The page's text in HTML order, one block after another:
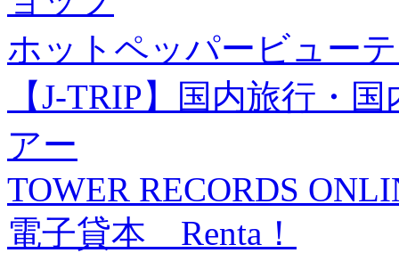
ホットペッパービュー
【J-TRIP】国内旅行・
アー
TOWER RECORDS
電子貸本 Renta！